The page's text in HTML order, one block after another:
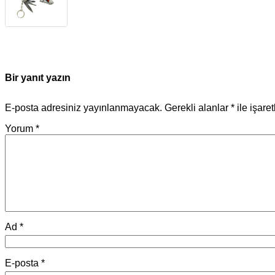
Bir yanıt yazın
E-posta adresiniz yayınlanmayacak. Gerekli alanlar * ile
Yorum *
Ad *
E-posta *